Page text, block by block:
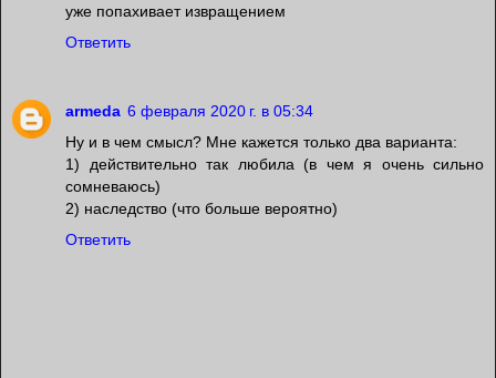
уже попахивает извращением
Ответить
armeda 6 февраля 2020 г. в 05:34
Ну и в чем смысл? Мне кажется только два варианта:
1) действительно так любила (в чем я очень сильно
сомневаюсь)
2) наследство (что больше вероятно)
Ответить